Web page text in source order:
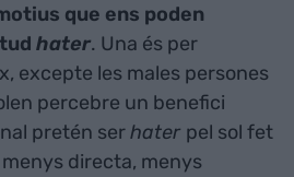
que ens poden
hater. Una és per
excepte les males persones
percebre un benefici
pretén serhater pel sol fet
directa, menys